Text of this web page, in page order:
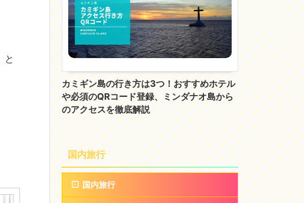
と
カミギン島の行き方は3つ！おすすめホテル
や必須のQRコード登録、ミンダナオ島から
のアクセスを徹底解説
国内旅行
国内旅行